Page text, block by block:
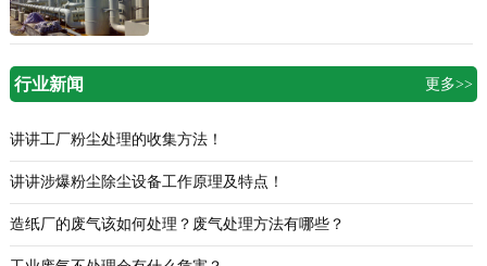
行业新闻 更多>>
讲讲工厂粉尘处理的收集方法！
讲讲涉爆粉尘除尘设备工作原理及特点！
造纸厂的废气该如何处理？废气处理方法有哪些？